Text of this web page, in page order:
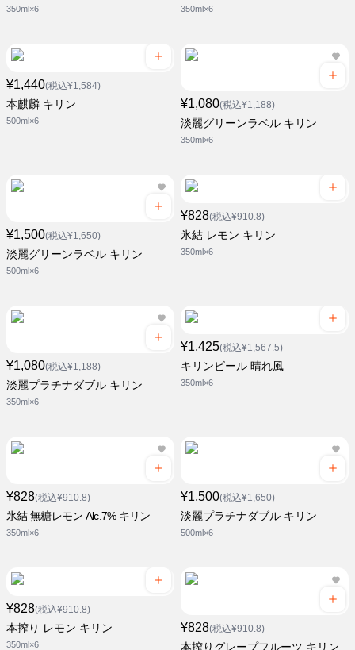
350ml×6 350ml×6
¥1,440(税込¥1,584)
本麒麟 キリン
500ml×6
¥1,080(税込¥1,188)
淡麗グリーンラベル キリン
350ml×6
¥1,500(税込¥1,650)
淡麗グリーンラベル キリン
500ml×6
¥828(税込¥910.8)
氷結 レモン キリン
350ml×6
¥1,080(税込¥1,188)
淡麗プラチナダブル キリン
350ml×6
¥1,425(税込¥1,567.5)
キリンビール 晴れ風
350ml×6
¥828(税込¥910.8)
氷結 無糖レモン Alc.7% キリン
350ml×6
¥1,500(税込¥1,650)
淡麗プラチナダブル キリン
500ml×6
¥828(税込¥910.8)
本搾り レモン キリン
350ml×6
¥828(税込¥910.8)
本搾りグレープフルーツ キリン